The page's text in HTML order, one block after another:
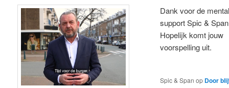
Dank voor de mental
support Spic &
Hopelijk komt jouw
voorspelling uit.
Spic & Span op Door